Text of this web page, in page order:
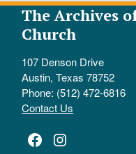
The Archives
Church
107 Denson Drive
Austin, Texas 78752
Phone: (512) 472-6816
Contact Us
Facebook
Instagram